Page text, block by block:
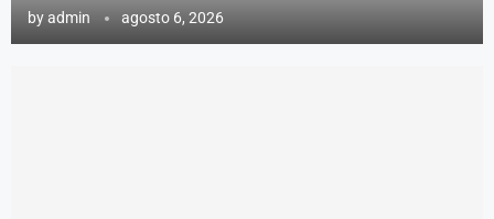
byadmin agosto 6, 2026